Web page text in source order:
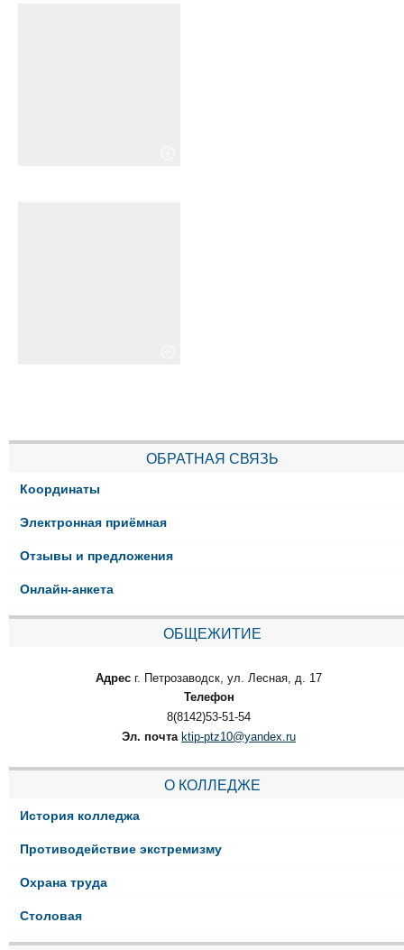
ОБРАТНАЯ СВЯЗЬ
Координаты
Электронная приёмная
Отзывы и предложения
Онлайн-анкета
ОБЩЕЖИТИЕ
Адрес г. Петрозаводск, ул. Лесная, д. 17
Телефон
8(8142)53-51-54
Эл. почта ktip-ptz10@yandex.ru
О КОЛЛЕДЖЕ
История колледжа
Противодействие экстремизму
Охрана труда
Столовая